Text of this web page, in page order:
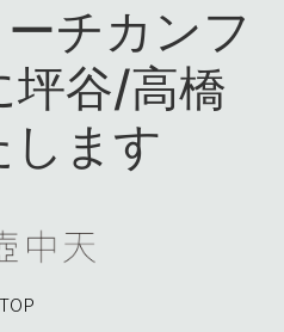
チカンフ
坪谷/高橋
します
TOP